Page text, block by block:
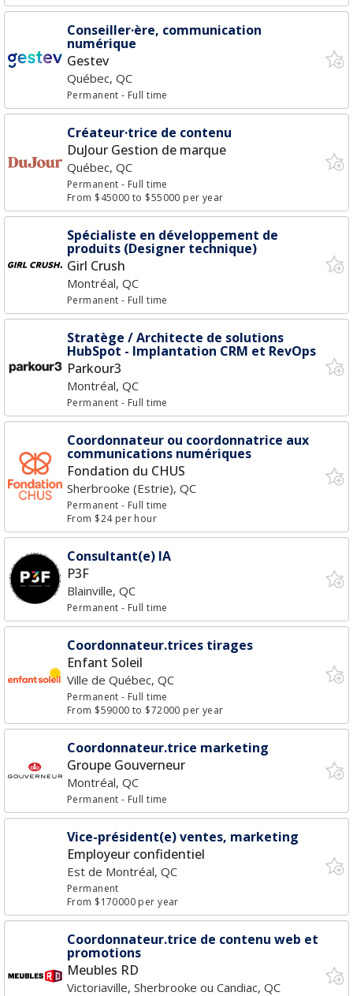
Conseiller·ère, communication
numérique
Gestev
Québec, QC
Permanent- Full time
Créateur·trice de contenu
DuJour Gestion de marque
Québec, QC
Permanent- Full time
From $45000 to $55000 per year
Spécialiste en développement de
produits (Designer technique)
Girl Crush
Montréal, QC
Permanent- Full time
Stratège / Architecte de solutions
HubSpot - Implantation CRM et RevOps
Parkour3
Montréal, QC
Permanent- Full time
Coordonnateur ou coordonnatrice aux
communications numériques
Fondation du CHUS
Sherbrooke (Estrie), QC
Permanent- Full time
From $24 per hour
Consultant(e) IA
P3F
Blainville, QC
Permanent- Full time
Coordonnateur.trices tirages
Enfant Soleil
Ville de Québec, QC
Permanent- Full time
From $59000 to $72000 per year
Coordonnateur.trice marketing
Groupe Gouverneur
Montréal, QC
Permanent- Full time
Vice-président(e) ventes, marketing
Employeur confidentiel
Est de Montréal, QC
Permanent
From $170000 per year
Coordonnateur.trice de contenu web et
promotions
Meubles RD
Victoriaville, Sherbrooke ou Candiac, QC